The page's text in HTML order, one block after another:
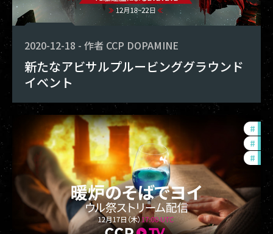
2020-12-18 - 作者 CCP DOPAMINE
新たなアビサルプルービンググラウンド
イベント
#
#
#